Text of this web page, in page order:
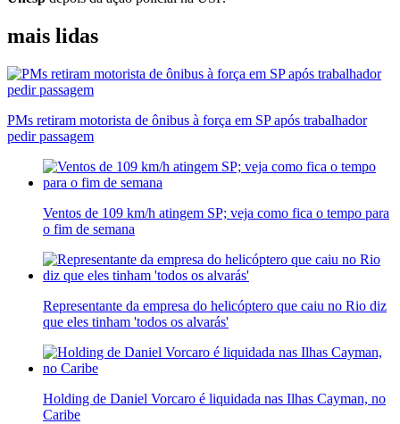
mais lidas
PMs retiram motorista de ônibus à força em SP após trabalhador
pedir passagem
Ventos de 109 km/h atingem SP; veja como fica o tempo para
o fim de semana
Representante da empresa do helicóptero que caiu no Rio diz
que eles tinham 'todos os alvarás'
Holding de Daniel Vorcaro é liquidada nas Ilhas Cayman, no
Caribe